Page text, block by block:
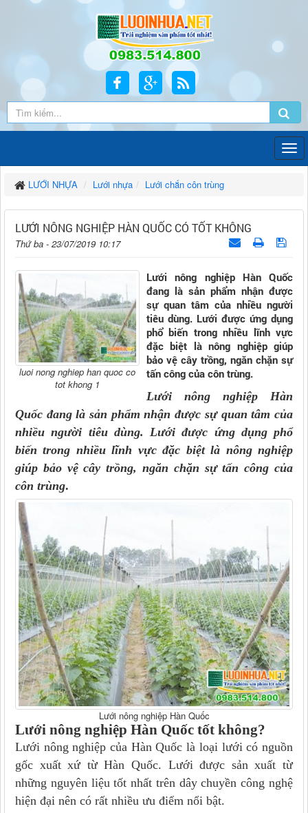
LƯỚI NHỰA Lưới nhựa Lưới chắn côn trùng
LƯỚI NÔNG NGHIỆP HÀN QUỐC CÓ TỐT KHÔNG
Thứ ba - 23/07/2019 10:17
luoi nong nghiep han quoc co
tot khong 1
Lưới nông nghiệp Hàn Quốc
đang là sản phẩm nhận được
sự quan tâm của nhiều người
tiêu dùng. Lưới được ứng dụng
phổ biến trong nhiều lĩnh vực
đặc biệt là nông nghiệp giúp
bảo vệ cây trồng, ngăn chặn sự
tấn công của côn trùng.
Lưới nông nghiệp Hàn
Quốc đang là sản phẩm nhận được sự quan tâm của
nhiều người tiêu dùng. Lưới được ứng dụng phổ
biến trong nhiều lĩnh vực đặc biệt là nông nghiệp
giúp bảo vệ cây trồng, ngăn chặn sự tấn công của
côn trùng.
Lưới nông nghiệp Hàn Quốc
Lưới nông nghiệp Hàn Quốc tốt không?
Lưới nông nghiệp của Hàn Quốc là loại lưới có nguồn
gốc xuất xứ từ Hàn Quốc. Lưới được sản xuất từ
những nguyên liệu tốt nhất trên dây chuyền công nghệ
hiện đại nên có rất nhiều ưu điểm nổi bật.